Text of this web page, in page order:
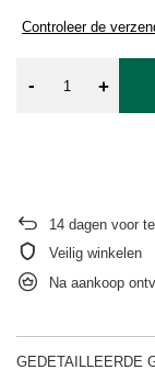
Controleer de
- +
14 dagen voor
Veilig winkelen
Na aankoop
GEDETAILLEERDE